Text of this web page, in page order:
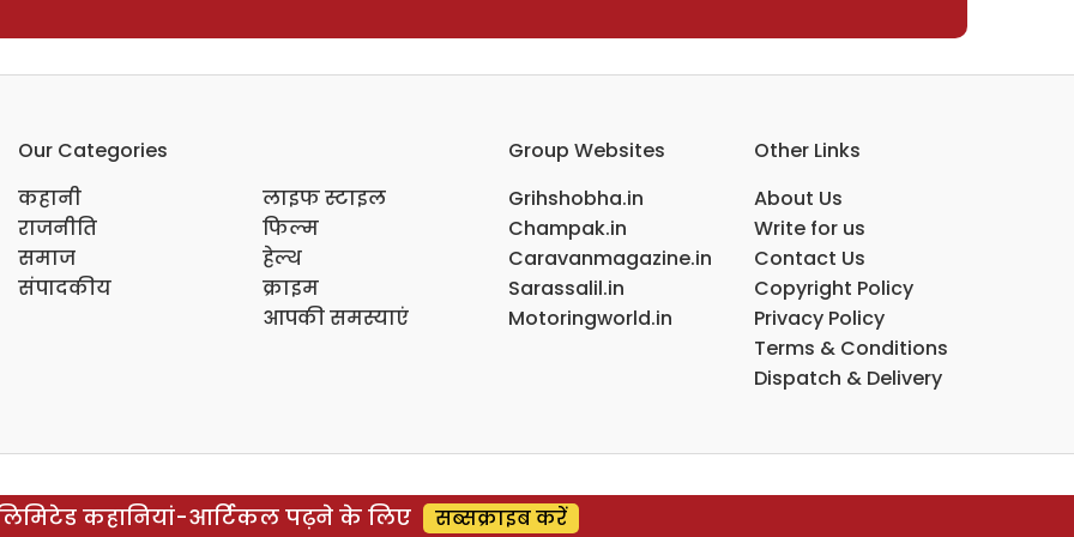
Our Categories
कहानी
राजनीति
समाज
संपादकीय
लाइफ स्टाइल
फिल्म
हेल्थ
क्राइम
आपकी समस्याएं
Group Websites
Grihshobha.in
Champak.in
Caravanmagazine.in
Sarassalil.in
Motoringworld.in
Other Links
About Us
Write for us
Contact Us
Copyright Policy
Privacy Policy
Terms & Conditions
Dispatch & Delivery
कहानियां-आर्टिकल पढ़ने के लिए सब्सक्राइब करें